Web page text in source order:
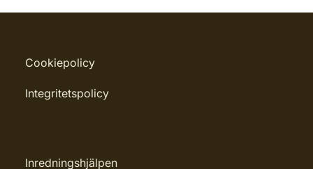
Cookiepolicy
Integritetspolicy
Inredningshjälpen